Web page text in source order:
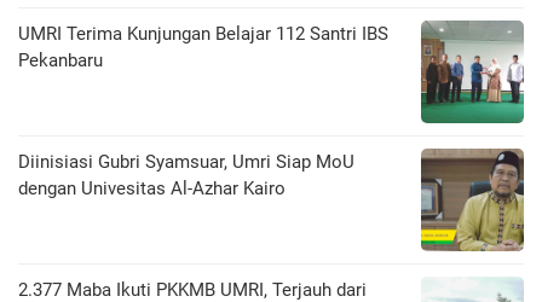
UMRI Terima Kunjungan Belajar 112 Santri IBS
Pekanbaru
Diinisiasi Gubri Syamsuar, Umri Siap MoU
dengan Univesitas Al-Azhar Kairo
2.377 Maba Ikuti PKKMB UMRI, Terjauh dari